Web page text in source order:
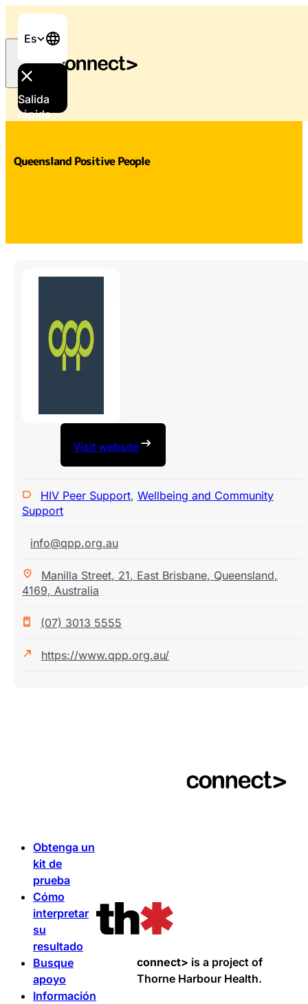
Es
Salida
rápida
Inicio/Apoyo y servicios
Queensland Positive People
Visit website
HIV Peer Support, Wellbeing and Community
Support
info@qpp.org.au
Manilla Street, 21, East Brisbane, Queensland,
4169, Australia
(07) 3013 5555
https://www.qpp.org.au/
Obtenga un
kit de
prueba
Cómo
interpretar
su
resultado
Busque
apoyo
Información
connect> is a project of
Thorne Harbour Health.